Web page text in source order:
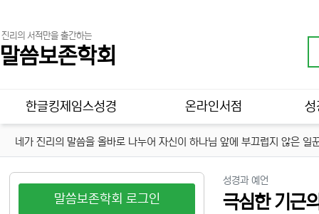
진리의 서적만을 출간하는
말씀보존학회
메인 메뉴
한글킹제임스성경 온라인서점 성
네가 진리의 말씀을 올바로 나누어 자신이 하나님 앞에 부끄럽지 않은
성경과 예언
극심한 기근
말씀보존학회 로그인